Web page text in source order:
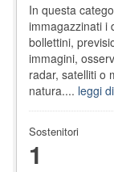
In questa
immagazzinati i
bollettini,
immagini,
radar, satelliti o
natura.... leggi
Sostenitori
1